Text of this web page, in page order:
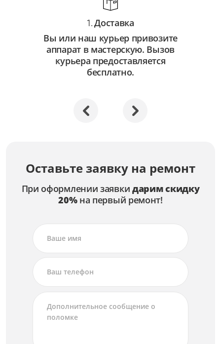
1.Доставка
Вы или наш курьер привозите
аппарат в мастерскую. Вызов
курьера предоставляется
бесплатно.
Оставьте заявку на ремонт
При оформлении заявки дарим скидку
20%на первый ремонт!